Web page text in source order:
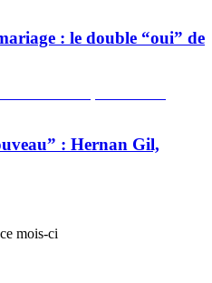
: le double “oui” de
: Hernan Gil,
mois-ci